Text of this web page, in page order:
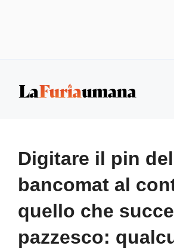
Digitare il pin del
bancomat al
quello che
pazzesco: